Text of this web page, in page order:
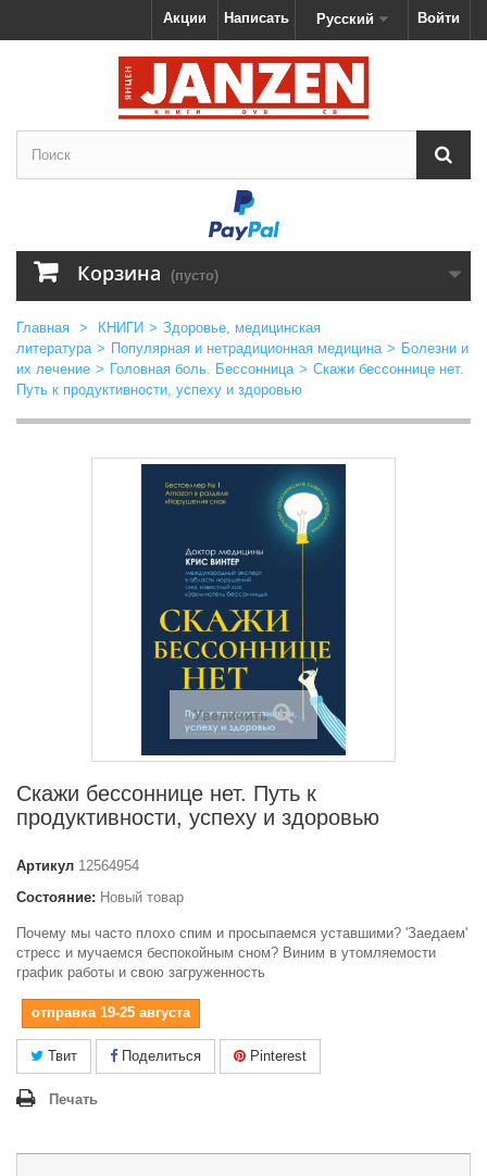
Войти
Русский
Написать
Акции
Корзина (пусто)
Главная > КНИГИ > Здоровье, медицинская
литература > Популярная и нетрадиционная медицина > Болезни и
их лечение > Головная боль. Бессонница > Скажи бессоннице нет.
Путь к продуктивности, успеху и здоровью
Увеличить
Скажи бессоннице нет. Путь к
продуктивности, успеху и здоровью
Артикул 12564954
Состояние: Новый товар
Почему мы часто плохо спим и просыпаемся уставшими? 'Заедаем'
стресс и мучаемся беспокойным сном? Виним в утомляемости
график работы и свою загруженность
отправка 19-25 августа
Твит Поделиться Pinterest
Печать